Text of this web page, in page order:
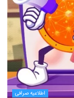
اطلاعیه صرافی